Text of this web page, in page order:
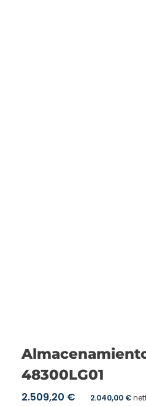
48300LG01
2.509,20 € 2.040,00 €